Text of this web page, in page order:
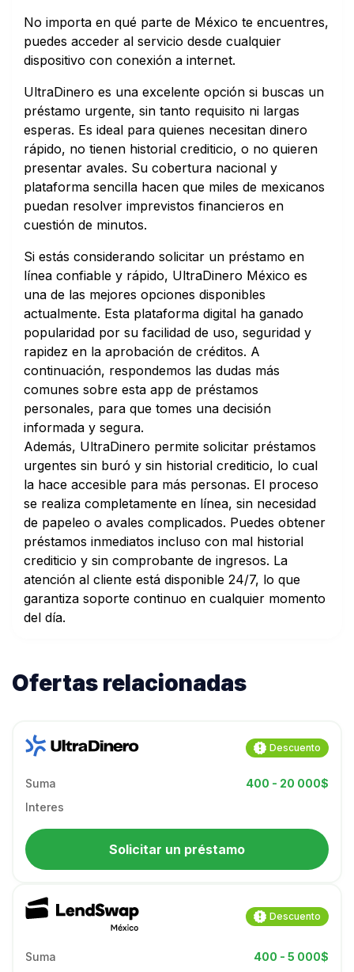
No importa en qué parte de México te encuentres,
puedes acceder al servicio desde cualquier
dispositivo con conexión a internet.
UltraDinero es una excelente opción si buscas un
préstamo urgente, sin tanto requisito ni largas
esperas. Es ideal para quienes necesitan dinero
rápido, no tienen historial crediticio, o no quieren
presentar avales. Su cobertura nacional y
plataforma sencilla hacen que miles de mexicanos
puedan resolver imprevistos financieros en
cuestión de minutos.
Si estás considerando solicitar un préstamo en
línea confiable y rápido, UltraDinero México es
una de las mejores opciones disponibles
actualmente. Esta plataforma digital ha ganado
popularidad por su facilidad de uso, seguridad y
rapidez en la aprobación de créditos. A
continuación, respondemos las dudas más
comunes sobre esta app de préstamos
personales, para que tomes una decisión
informada y segura.
Además, UltraDinero permite solicitar préstamos
urgentes sin buró y sin historial crediticio, lo cual
la hace accesible para más personas. El proceso
se realiza completamente en línea, sin necesidad
de papeleo o avales complicados. Puedes obtener
préstamos inmediatos incluso con mal historial
crediticio y sin comprobante de ingresos. La
atención al cliente está disponible 24/7, lo que
garantiza soporte continuo en cualquier momento
del día.
Ofertas relacionadas
Descuento
Suma
400 - 20 000$
Interes
Solicitar un préstamo
Descuento
Suma
400 - 5 000$